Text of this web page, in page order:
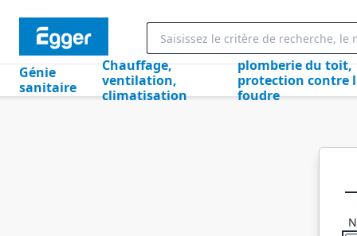
Génie
sanitaire
Chauffage,
ventilation,
climatisation
plomberie du toit,
protection contre
foudre